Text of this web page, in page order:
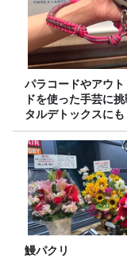
パラコードやアウ
ドを使った手芸に
タルデトックスにも
鰻パクリ